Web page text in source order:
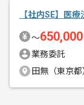
【社内SE】医
〜650,000
業務委託
田無（東京都